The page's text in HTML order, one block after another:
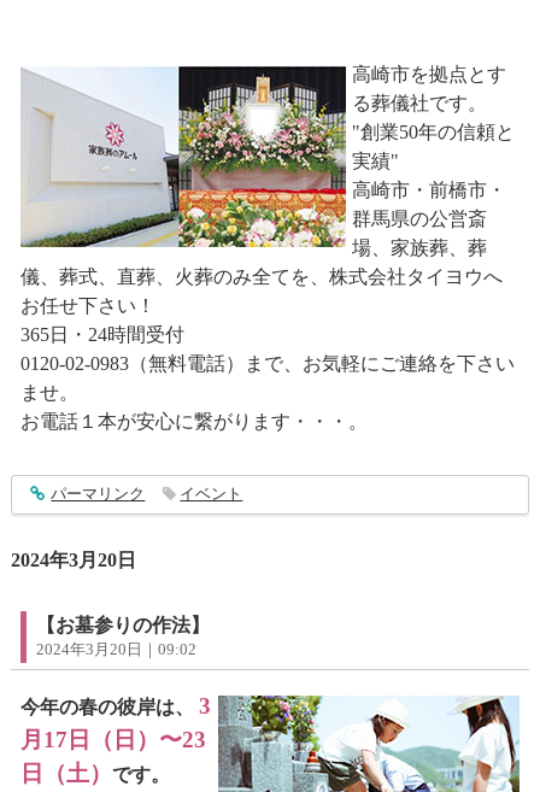
高崎市を拠点とす
る葬儀社です。
"創業50年の信頼と
実績"
高崎市・前橋市・
群馬県の公営斎
場、家族葬、葬
儀、葬式、直葬、火葬のみ全てを、株式会社タイヨウへ
お任せ下さい！
365日・24時間受付
0120-02-0983（無料電話）まで、お気軽にご連絡を下さい
ませ。
お電話１本が安心に繋がります・・・。
entry4301
パーマリンク イベント
2024年3月20日
【お墓参りの作法】
2024年3月20日｜09:02
今年の春の彼岸は、
3
月17日（日）〜23
日（土）
です。